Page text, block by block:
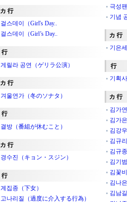
カ 行
걸스데이（Girl's Day..
걸스데이（Girl’s Day..
行
게릴라 공연（ゲリラ公演）
カ 行
겨울연가（冬のソナタ）
行
결방（番組が休むこと）
カ 行
경수진（キョン・スジン）
行
계집종（下女）
고나리질（過度に介入する行為）
극성
기념
カ 行
기은
行
기획
カ 行
김가
김가
김강
김규
김규
김기
김꽃
김나
김남